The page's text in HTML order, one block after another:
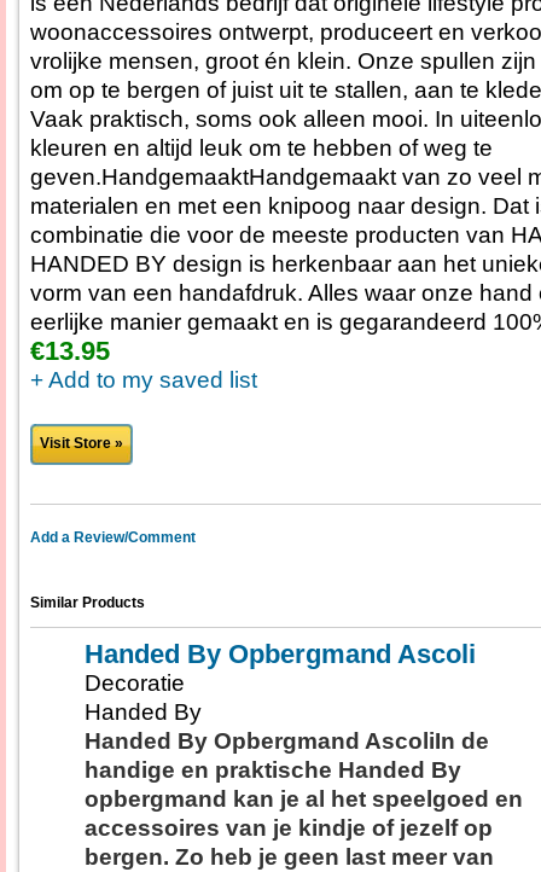
woonaccessoires ontwerpt, produceert en
vrolijke mensen, groot én klein. Onze spullen
om op te bergen of juist uit te stallen, aan te
Vaak praktisch, soms ook alleen mooi. In
kleuren en altijd leuk om te hebben of weg te
geven.HandgemaaktHandgemaakt van zo veel
materialen en met een knipoog naar design. Dat
combinatie die voor de meeste producten van
HANDED BY design is herkenbaar aan het
vorm van een handafdruk. Alles waar onze
eerlijke manier gemaakt en is gegarandeerd
€13.95
+ Add to my saved list
Visit Store »
Add a Review/Comment
Similar Products
Handed By Opbergmand Ascoli
Decoratie
Handed By
Handed By Opbergmand AscoliIn de
handige en praktische Handed By
opbergmand kan je al het speelgoed en
accessoires van je kindje of jezelf op
bergen. Zo heb je geen last meer van